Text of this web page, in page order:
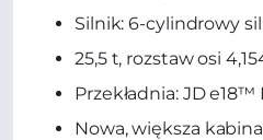
Silnik: 6-cylindrowy
25,5 t, rozstaw osi
Przekładnia: JD
Nowa, większa kabina